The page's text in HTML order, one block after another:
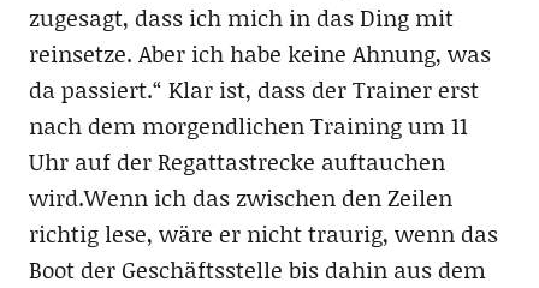
zugesagt, dass ich mich in das Ding mit
reinsetze. Aber ich habe keine Ahnung, was
da passiert.“ Klar ist, dass der Trainer erst
nach dem morgendlichen Training um 11
Uhr auf der Regattastrecke auftauchen
wird.Wenn ich das zwischen den Zeilen
richtig lese, wäre er nicht traurig, wenn das
Boot der Geschäftsstelle bis dahin aus dem